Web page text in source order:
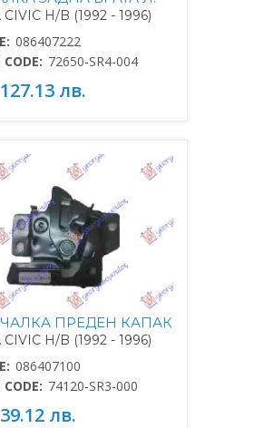
H/B (1992 - 1996)
086407222
CODE: 72650-SR4-004
лв.
ПРЕДЕН КАПАК
H/B (1992 - 1996)
086407100
CODE: 74120-SR3-000
лв.